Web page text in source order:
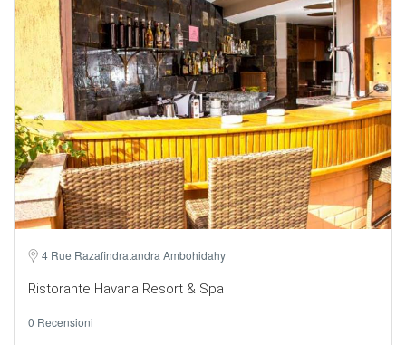
4 Rue Razafindratandra Ambohidahy
Ristorante Havana Resort & Spa
0 Recensioni